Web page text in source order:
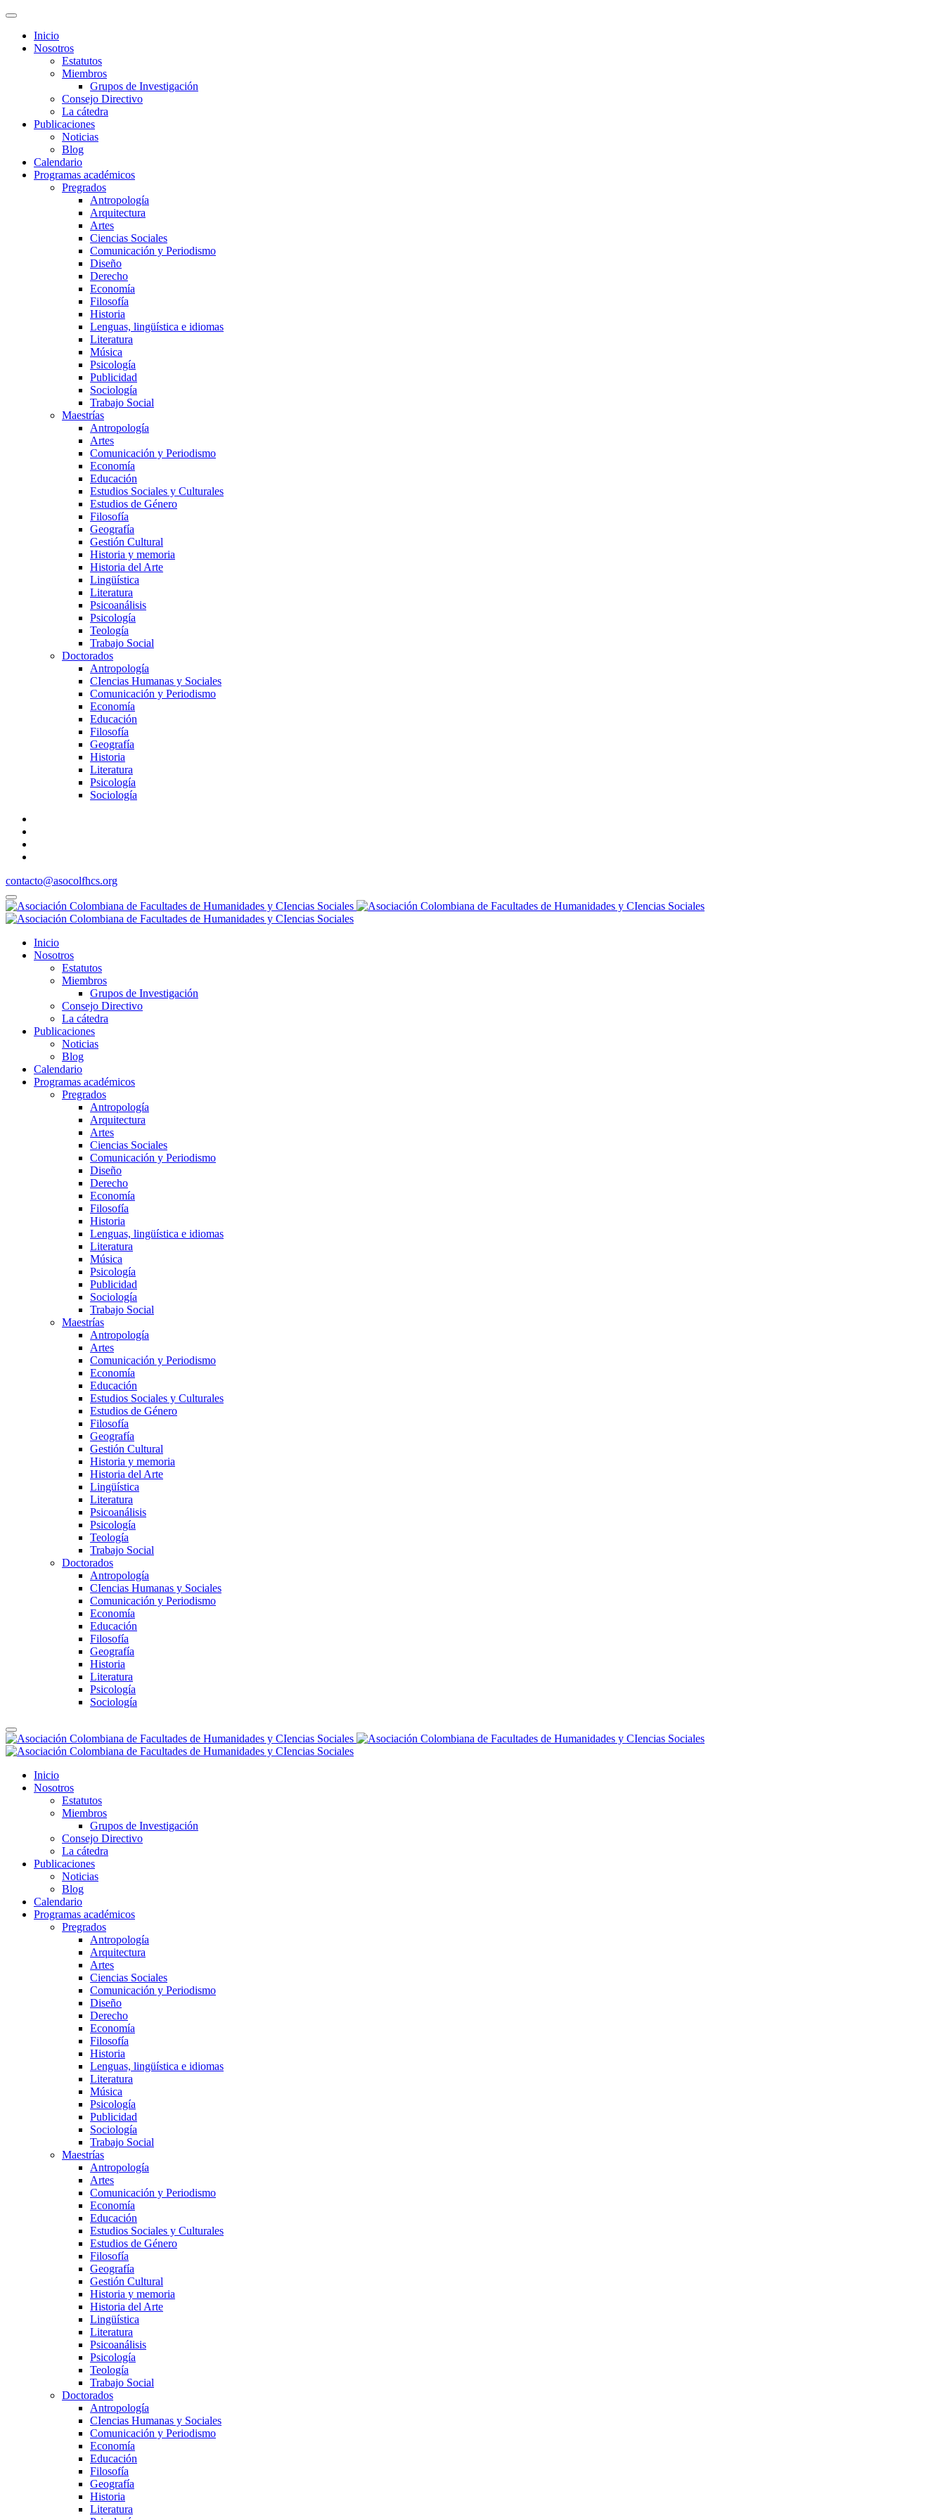
Inicio
Nosotros
Estatutos
Miembros
Grupos de Investigación
Consejo Directivo
La cátedra
Publicaciones
Noticias
Blog
Calendario
Programas académicos
Pregrados
Antropología
Arquitectura
Artes
Ciencias Sociales
Comunicación y Periodismo
Diseño
Derecho
Economía
Filosofía
Historia
Lenguas, lingüística e idiomas
Literatura
Música
Psicología
Publicidad
Sociología
Trabajo Social
Maestrías
Antropología
Artes
Comunicación y Periodismo
Economía
Educación
Estudios Sociales y Culturales
Estudios de Género
Filosofía
Geografía
Gestión Cultural
Historia y memoria
Historia del Arte
Lingüística
Literatura
Psicoanálisis
Psicología
Teología
Trabajo Social
Doctorados
Antropología
CIencias Humanas y Sociales
Comunicación y Periodismo
Economía
Educación
Filosofía
Geografía
Historia
Literatura
Psicología
Sociología
contacto@asocolfhcs.org
Inicio
Nosotros
Estatutos
Miembros
Grupos de Investigación
Consejo Directivo
La cátedra
Publicaciones
Noticias
Blog
Calendario
Programas académicos
Pregrados
Antropología
Arquitectura
Artes
Ciencias Sociales
Comunicación y Periodismo
Diseño
Derecho
Economía
Filosofía
Historia
Lenguas, lingüística e idiomas
Literatura
Música
Psicología
Publicidad
Sociología
Trabajo Social
Maestrías
Antropología
Artes
Comunicación y Periodismo
Economía
Educación
Estudios Sociales y Culturales
Estudios de Género
Filosofía
Geografía
Gestión Cultural
Historia y memoria
Historia del Arte
Lingüística
Literatura
Psicoanálisis
Psicología
Teología
Trabajo Social
Doctorados
Antropología
CIencias Humanas y Sociales
Comunicación y Periodismo
Economía
Educación
Filosofía
Geografía
Historia
Literatura
Psicología
Sociología
Inicio
Nosotros
Estatutos
Miembros
Grupos de Investigación
Consejo Directivo
La cátedra
Publicaciones
Noticias
Blog
Calendario
Programas académicos
Pregrados
Antropología
Arquitectura
Artes
Ciencias Sociales
Comunicación y Periodismo
Diseño
Derecho
Economía
Filosofía
Historia
Lenguas, lingüística e idiomas
Literatura
Música
Psicología
Publicidad
Sociología
Trabajo Social
Maestrías
Antropología
Artes
Comunicación y Periodismo
Economía
Educación
Estudios Sociales y Culturales
Estudios de Género
Filosofía
Geografía
Gestión Cultural
Historia y memoria
Historia del Arte
Lingüística
Literatura
Psicoanálisis
Psicología
Teología
Trabajo Social
Doctorados
Antropología
CIencias Humanas y Sociales
Comunicación y Periodismo
Economía
Educación
Filosofía
Geografía
Historia
Literatura